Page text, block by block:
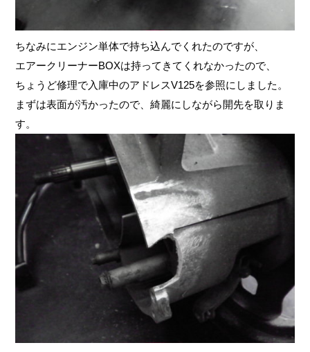
ちなみにエンジン単体で持ち込んでくれたのですが、
エアークリーナーBOXは持ってきてくれなかったので、
ちょうど修理で入庫中のアドレスV125を参照にしました。
まずは表面が汚かったので、綺麗にしながら開先を取りま
す。